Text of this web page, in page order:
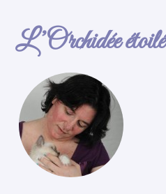
L’Orchidée étoilé